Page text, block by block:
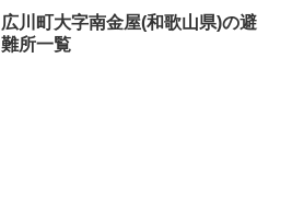
広川町大字南金屋(和歌山県)の避
難所一覧